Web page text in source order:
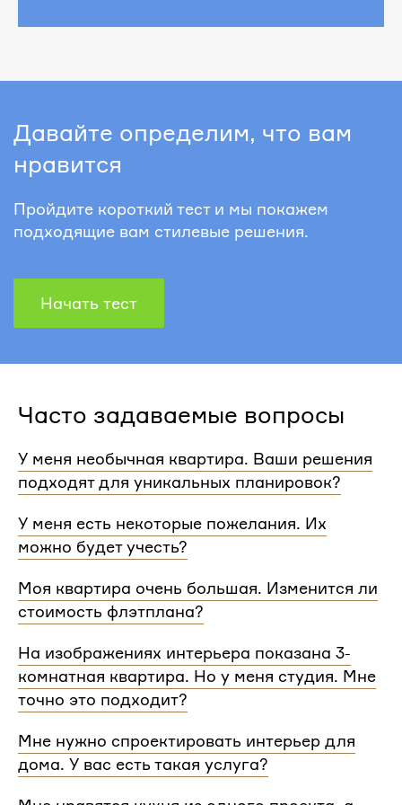
Давайте определим, что вам
нравится
Пройдите короткий тест и мы покажем
подходящие вам стилевые решения.
Начать тест
Часто задаваемые вопросы
У меня необычная квартира. Ваши решения
подходят для уникальных планировок?
планировки и учтем особенности вашей
квартиры.
У меня есть некоторые пожелания. Их
можно будет учесть?
согласуем с вами планировочное решение,
расстановку мебели и важные детали. Вы
дизайнером Flatplan
Моя квартира очень большая. Изменится ли
стоимость флэтплана?
площади. Однако если у вас многоэтажный дом
или квартира, нужно будет купить флэтплан для
каждого этажа.
На изображениях интерьера показана 3-
комнатная квартира. Но у меня студия. Мне
точно это подходит?
и учитываем все детали. Любой стиль интерьера
на нашем сайте может быть адаптирован для
Мне нужно спроектировать интерьер для
дома. У вас есть такая услуга?